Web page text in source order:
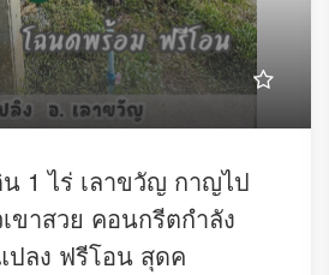
1 ไร่ เลาขวัญ กาญไป
ขาสวย คอนกรีตกำลัง
ปลง ฟรีโอน สุดค